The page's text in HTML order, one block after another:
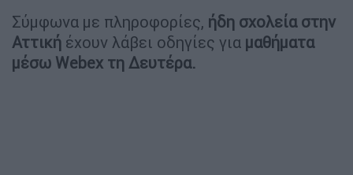
Σύμφωνα με πληροφορίες, ήδη σχολεία στην
Αττική έχουν λάβει οδηγίες για μαθήματα
μέσω Webex τη Δευτέρα.